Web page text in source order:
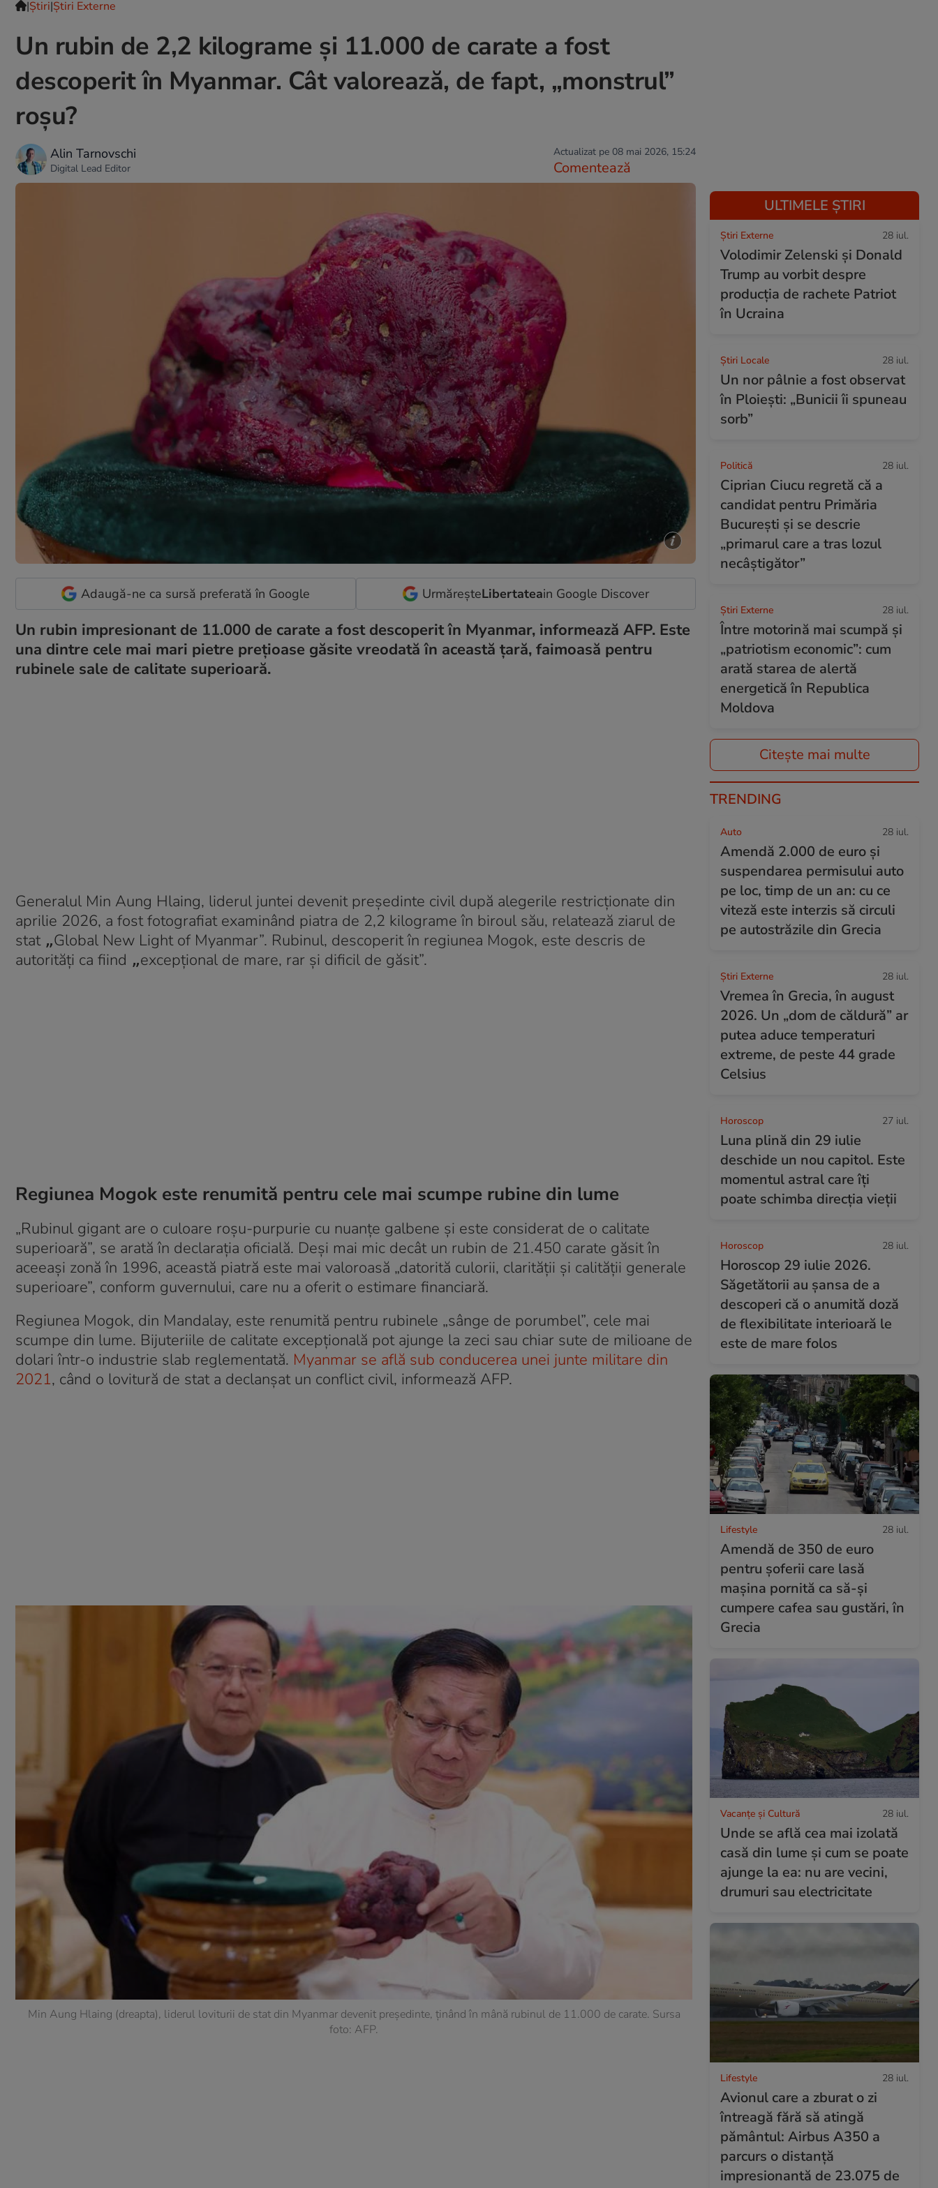
|Ştiri|Știri Externe
Un rubin de 2,2 kilograme și 11.000 de carate a fost
descoperit în Myanmar. Cât valorează, de fapt, „monstrul”
roșu?
Alin Tarnovschi
Digital Lead Editor
Actualizat pe 08 mai 2026, 15:24
Comentează
Adaugă-ne ca sursă preferată în Google UrmăreșteLibertateain Google Discover
Un rubin impresionant de 11.000 de carate a fost descoperit în Myanmar, informează AFP. Este
una dintre cele mai mari pietre prețioase găsite vreodată în această țară, faimoasă pentru
rubinele sale de calitate superioară.
Generalul Min Aung Hlaing, liderul juntei devenit președinte civil după alegerile restricționate din
aprilie 2026, a fost fotografiat examinând piatra de 2,2 kilograme în biroul său, relatează ziarul de
stat „Global New Light of Myanmar”. Rubinul, descoperit în regiunea Mogok, este descris de
autorități ca fiind „excepțional de mare, rar și dificil de găsit”.
Regiunea Mogok este renumită pentru cele mai scumpe rubine din lume
„Rubinul gigant are o culoare roșu-purpurie cu nuanțe galbene și este considerat de o calitate
superioară”, se arată în declarația oficială. Deși mai mic decât un rubin de 21.450 carate găsit în
aceeași zonă în 1996, această piatră este mai valoroasă „datorită culorii, clarității și calității generale
superioare”, conform guvernului, care nu a oferit o estimare financiară.
Regiunea Mogok, din Mandalay, este renumită pentru rubinele „sânge de porumbel”, cele mai
scumpe din lume. Bijuteriile de calitate excepțională pot ajunge la zeci sau chiar sute de milioane de
dolari într-o industrie slab reglementată. Myanmar se află sub conducerea unei junte militare din
2021, când o lovitură de stat a declanșat un conflict civil, informează AFP.
Min Aung Hlaing (dreapta), liderul loviturii de stat din Myanmar devenit președinte, ținând în mână rubinul de 11.000 de carate. Sursa
foto: AFP.
ULTIMELE ȘTIRI
Știri Externe 28 iul.
Volodimir Zelenski și Donald
Trump au vorbit despre
producția de rachete Patriot
în Ucraina
Știri Locale 28 iul.
Un nor pâlnie a fost observat
în Ploiești: „Bunicii îi spuneau
sorb”
Politică 28 iul.
Ciprian Ciucu regretă că a
candidat pentru Primăria
București și se descrie
„primarul care a tras lozul
necâștigător”
Știri Externe 28 iul.
Între motorină mai scumpă și
„patriotism economic”: cum
arată starea de alertă
energetică în Republica
Moldova
Citește mai multe
TRENDING
Auto 28 iul.
Amendă 2.000 de euro și
suspendarea permisului auto
pe loc, timp de un an: cu ce
viteză este interzis să circuli
pe autostrăzile din Grecia
Știri Externe 28 iul.
Vremea în Grecia, în august
2026. Un „dom de căldură” ar
putea aduce temperaturi
extreme, de peste 44 grade
Celsius
Horoscop 27 iul.
Luna plină din 29 iulie
deschide un nou capitol. Este
momentul astral care îți
poate schimba direcția vieții
Horoscop 28 iul.
Horoscop 29 iulie 2026.
Săgetătorii au șansa de a
descoperi că o anumită doză
de flexibilitate interioară le
este de mare folos
Lifestyle 28 iul.
Amendă de 350 de euro
pentru șoferii care lasă
mașina pornită ca să-și
cumpere cafea sau gustări, în
Grecia
Vacanțe și Cultură 28 iul.
Unde se află cea mai izolată
casă din lume și cum se poate
ajunge la ea: nu are vecini,
drumuri sau electricitate
Lifestyle 28 iul.
Avionul care a zburat o zi
întreagă fără să atingă
pământul: Airbus A350 a
parcurs o distanță
impresionantă de 23.075 de